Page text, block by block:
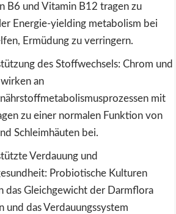
B6 und Vitamin B12 tragen zu
Energie-yielding metabolism bei
Ermüdung zu verringern.
des Stoffwechsels: Chrom und
an
mit
zu einer normalen Funktion von
Schleimhäuten bei.
Verdauung und
Probiotische Kulturen
das Gleichgewicht der Darmflora
und das Verdauungssystem